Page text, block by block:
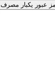
عبور یکبار مصرف